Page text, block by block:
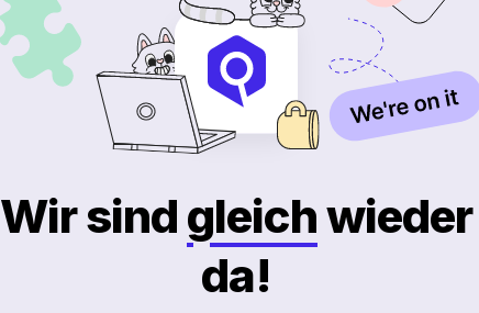
Wir sindgleichwieder
da!